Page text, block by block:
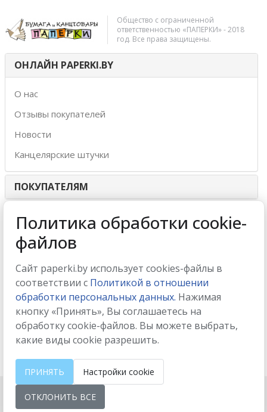
Общество с ограниченной
ответственностью «ПАПЕРКИ» - 2018
год. Все права защищены.
ОНЛАЙН PAPERKI.BY
О нас
Отзывы покупателей
Новости
Канцелярские штучки
ПОКУПАТЕЛЯМ
ИНТЕРНЕТ-МАГАЗИН
МЫ ПРИНИМАЕМ
МЫ В СОЦСЕТЯХ
Политика обработки cookie-
файлов
Сайт paperki.by использует cookies-файлы в
соответствии с Политикой в отношении
обработки персональных данных. Нажимая
кнопку «Принять», Вы соглашаетесь на
обработку cookie-файлов. Вы можете выбрать,
какие виды cookie разрешить.
ПРИНЯТЬ Настройки cookie
ОТКЛОНИТЬ ВСЕ
Настройки cookie